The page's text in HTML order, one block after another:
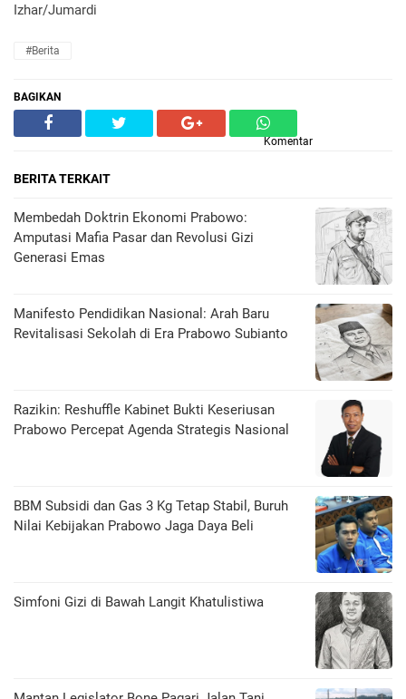
Izhar/Jumardi
#Berita
BAGIKAN
Komentar
BERITA TERKAIT
Membedah Doktrin Ekonomi Prabowo:
Amputasi Mafia Pasar dan Revolusi Gizi
Generasi Emas
Manifesto Pendidikan Nasional: Arah Baru
Revitalisasi Sekolah di Era Prabowo Subianto
Razikin: Reshuffle Kabinet Bukti Keseriusan
Prabowo Percepat Agenda Strategis Nasional
BBM Subsidi dan Gas 3 Kg Tetap Stabil, Buruh
Nilai Kebijakan Prabowo Jaga Daya Beli
​Simfoni Gizi di Bawah Langit Khatulistiwa